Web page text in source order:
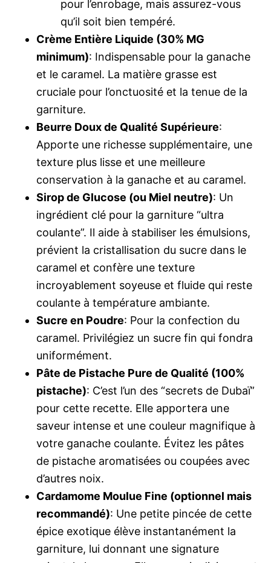
pour l’enrobage, mais assurez-vous
qu’il soit bien tempéré.
Crème Entière Liquide (30% MG
minimum): Indispensable pour la ganache
et le caramel. La matière grasse est
cruciale pour l’onctuosité et la tenue de la
garniture.
Beurre Doux de Qualité Supérieure:
Apporte une richesse supplémentaire, une
texture plus lisse et une meilleure
conservation à la ganache et au caramel.
Sirop de Glucose (ou Miel neutre): Un
ingrédient clé pour la garniture “ultra
coulante”. Il aide à stabiliser les émulsions,
prévient la cristallisation du sucre dans le
caramel et confère une texture
incroyablement soyeuse et fluide qui reste
coulante à température ambiante.
Sucre en Poudre: Pour la confection du
caramel. Privilégiez un sucre fin qui fondra
uniformément.
Pâte de Pistache Pure de Qualité (100%
pistache): C’est l’un des “secrets de Dubaï”
pour cette recette. Elle apportera une
saveur intense et une couleur magnifique à
votre ganache coulante. Évitez les pâtes
de pistache aromatisées ou coupées avec
d’autres noix.
Cardamome Moulue Fine (optionnel mais
recommandé): Une petite pincée de cette
épice exotique élève instantanément la
garniture, lui donnant une signature